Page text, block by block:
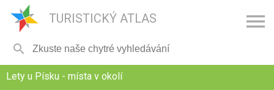
TURISTICKÝ ATLAS 

Lety u Písku - místa v okolí